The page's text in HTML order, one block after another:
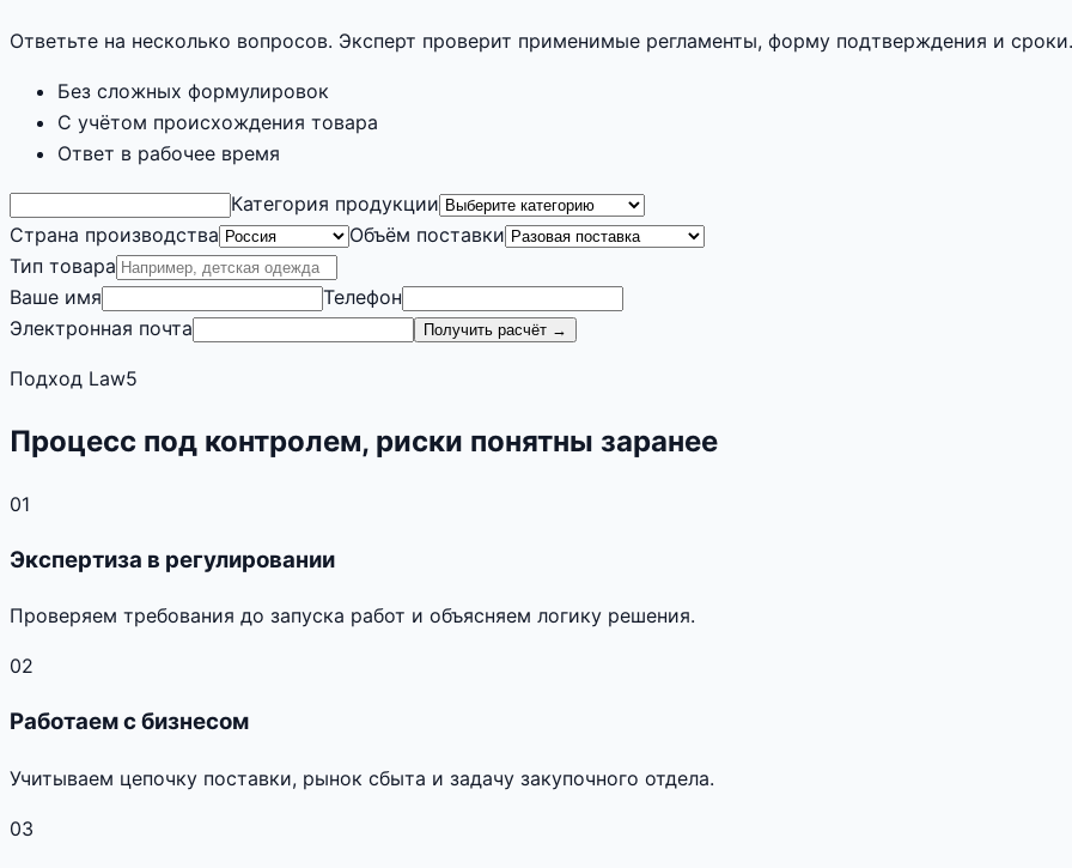
Ответьте на несколько вопросов. Эксперт проверит применимые регламенты, форму подтверждения и сроки.
Без сложных формулировок
С учётом происхождения товара
Ответ в рабочее время
Категория продукции
Страна производства
Объём поставки
Тип товара
Ваше имя
Телефон
Электронная почта
Получить расчёт →
Подход Law5
Процесс под контролем, риски понятны заранее
01
Экспертиза в регулировании
Проверяем требования до запуска работ и объясняем логику решения.
02
Работаем с бизнесом
Учитываем цепочку поставки, рынок сбыта и задачу закупочного отдела.
03